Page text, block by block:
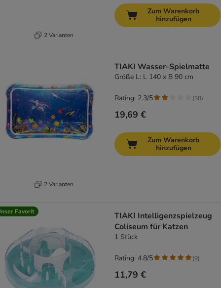
2 Varianten
Zum Warenkorb
hinzufügen
2 Varianten
TIAKI Wasser-Spielmatte
Größe L: L 140 x B 90 cm
19,69 €
Rating: 2.3/5 (30)
Zum Warenkorb
hinzufügen
Favorit
TIAKI Intelligenzspielzeug
Coliseum für Katzen
1 Stück
11,79 €
Rating: 4.8/5 (9)